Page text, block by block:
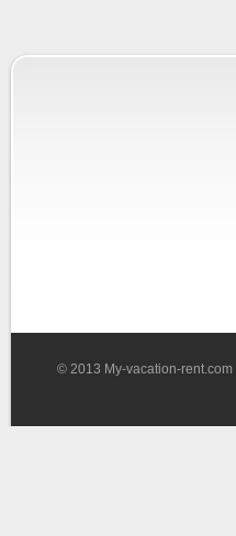
© 2013 My-vacation-rent.com